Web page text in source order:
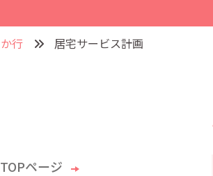
か行 居宅サービス計画
ページ